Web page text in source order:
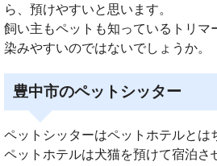
ら、預けやすいと思います。
飼い主もペットも知っているトリマ
染みやすいのではないでしょうか。
豊中市のペットシッター
ペットシッターはペットホテルとは
ペットホテルは犬猫を預けて宿泊さ